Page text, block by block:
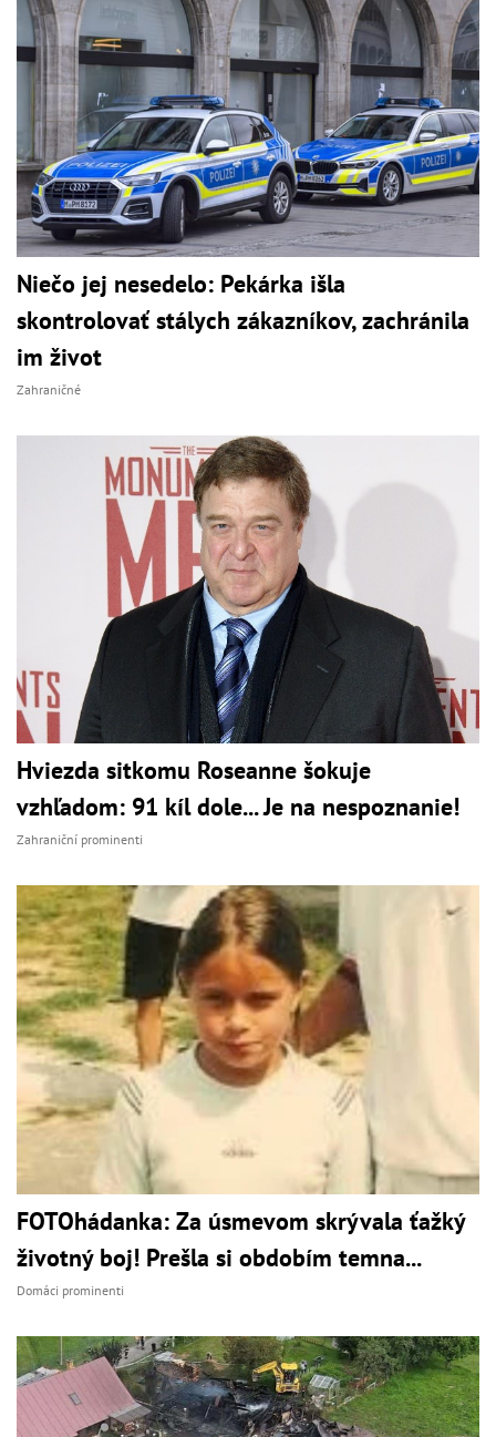
Niečo jej nesedelo: Pekárka išla
skontrolovať stálych zákazníkov, zachránila
im život
Zahraničné
Hviezda sitkomu Roseanne šokuje
vzhľadom: 91 kíl dole... Je na nespoznanie!
Zahraniční prominenti
FOTOhádanka: Za úsmevom skrývala ťažký
životný boj! Prešla si obdobím temna...
Domáci prominenti